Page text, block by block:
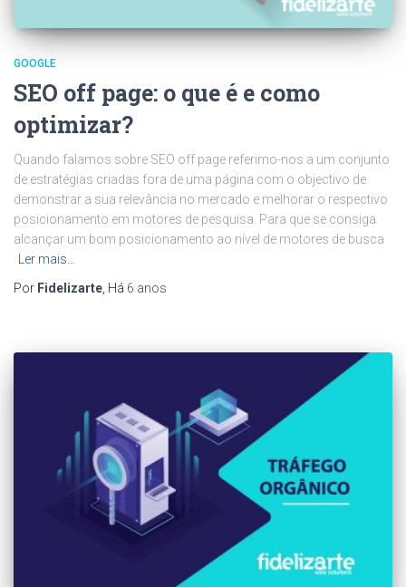
GOOGLE
SEO off page: o que é e como
optimizar?
Quando falamos sobre SEO off page referimo-nos a um conjunto
de estratégias criadas fora de uma página com o objectivo de
demonstrar a sua relevância no mercado e melhorar o respectivo
posicionamento em motores de pesquisa. Para que se consiga
alcançar um bom posicionamento ao nível de motores de busca
Ler mais…
Por Fidelizarte, Há 6 anos